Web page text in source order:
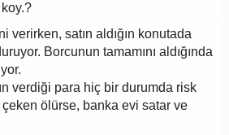
verirken, satın aldığın konutada
Borcunun tamamını aldığında
verdiği para hiç bir durumda risk
ölürse, banka evi satar ve